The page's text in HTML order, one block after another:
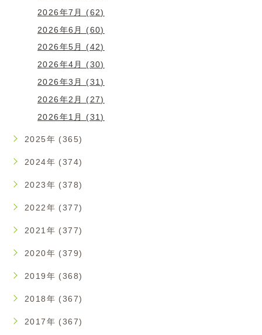
2026年7月 (62)
2026年6月 (60)
2026年5月 (42)
2026年4月 (30)
2026年3月 (31)
2026年2月 (27)
2026年1月 (31)
2025年 (365)
2024年 (374)
2023年 (378)
2022年 (377)
2021年 (377)
2020年 (379)
2019年 (368)
2018年 (367)
2017年 (367)